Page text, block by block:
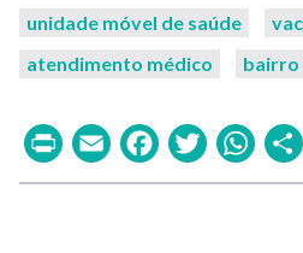
unidade móvel de saúde
atendimento médico
bairro
PrintEmail